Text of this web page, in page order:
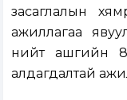
засаглалын
ажиллагаа
нийт ашгийн
алдагдалтай